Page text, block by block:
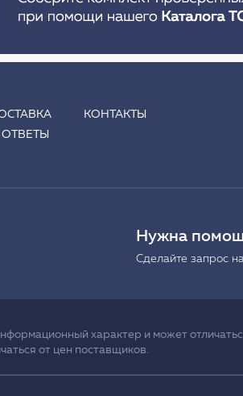
КОНТАКТЫ
Нужна
Сделайте запрос
характер и может
от цен поставщиков.